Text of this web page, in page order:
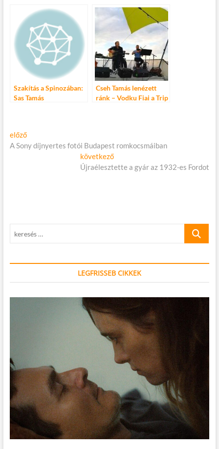
Szakítás a Spinozában:
Sas Tamás
Cseh Tamás lenézett
ránk – Vodku Fiai a Trip
Bejegyzés
navigáció
előzőElőző
cikk:
A Sony díjnyertes fotói Budapest romkocsmáiban
következőKövetkező
cikk:
Újraélesztette a gyár az 1932-es Fordot
keresés
LEGFRISSEB CIKKEK